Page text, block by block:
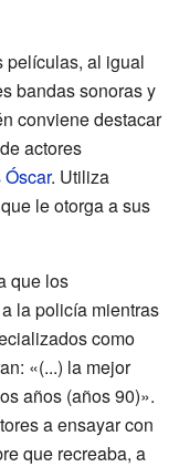
películas, al igual
bandas sonoras y
conviene destacar
actores
. Utiliza
le otorga a sus
que los
la policía mientras
como
«(...) la mejor
años (años 90)».
a ensayar con
que recreaba, a